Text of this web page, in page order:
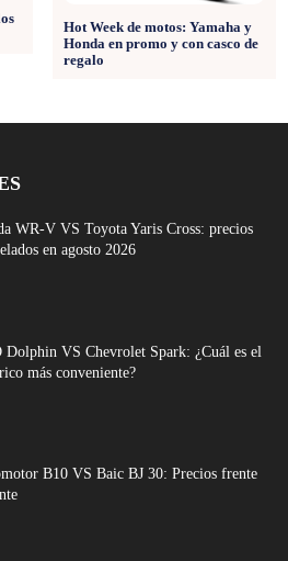
Hot Week de motos: Yamaha y
Honda en promo y con casco de
regalo
WR-V VS Toyota Yaris Cross: precios
en agosto 2026
Dolphin VS Chevrolet Spark: ¿Cuál es el
más conveniente?
B10 VS Baic BJ 30: Precios frente